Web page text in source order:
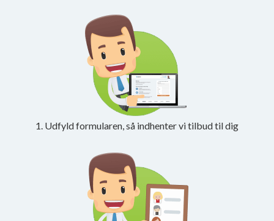
1. Udfyld formularen, så indhenter vi tilbud til dig